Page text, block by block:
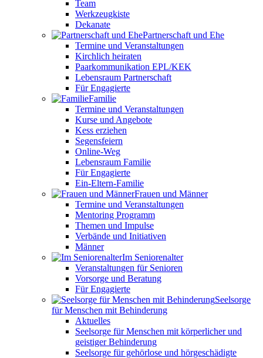
Team
Werkzeugkiste
Dekanate
Partnerschaft und Ehe
Termine und Veranstaltungen
Kirchlich heiraten
Paarkommunikation EPL/KEK
Lebensraum Partnerschaft
Für Engagierte
Familie
Termine und Veranstaltungen
Kurse und Angebote
Kess erziehen
Segensfeiern
Online-Weg
Lebensraum Familie
Für Engagierte
Ein-Eltern-Familie
Frauen und Männer
Termine und Veranstaltungen
Mentoring Programm
Themen und Impulse
Verbände und Initiativen
Männer
Im Seniorenalter
Veranstaltungen für Senioren
Vorsorge und Beratung
Für Engagierte
Seelsorge
für Menschen mit Behinderung
Aktuelles
Seelsorge für Menschen mit körperlicher und
geistiger Behinderung
Seelsorge für gehörlose und hörgeschädigte